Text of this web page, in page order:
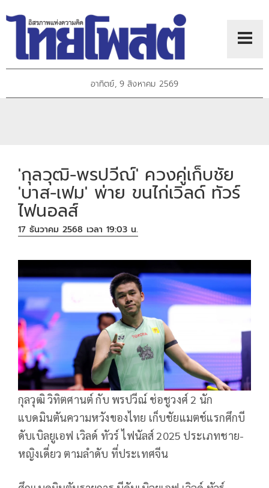
อาทิตย์, 9 สิงหาคม 2569
'กุลวุฒิ-พรปวีณ์' ควงคู่เก็บชัย
'บาส-เฟม' พ่าย ขนไก่เวิลด์ ทัวร์
ไฟนอลส์
17 ธันวาคม 2568 เวลา 19:03 น.
กุลวุฒิ วิทิตศานต์ กับ พรปวีณ์ ช่อชูวงศ์ 2 นัก
แบดมินตันความหวังของไทย เก็บชัยแมตช์แรกศึกบี
ดับเบิลยูเอฟ เวิลด์ ทัวร์ ไฟนัลส์ 2025 ประเภทชาย-
หญิงเดี่ยว ตามลำดับ ที่ประเทศจีน